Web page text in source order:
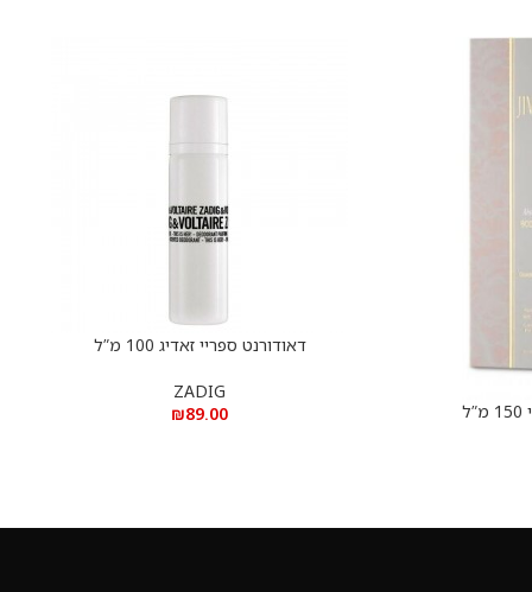
הוספה לסלדאודורנט ספריי זאדיג 100 מ”ל
ZADIG
₪89.00